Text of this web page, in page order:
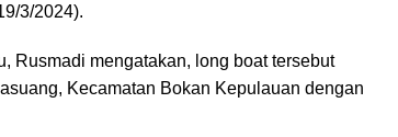
3/2024).
Rusmadi mengatakan, long boat tersebut
Kecamatan Bokan Kepulauan dengan